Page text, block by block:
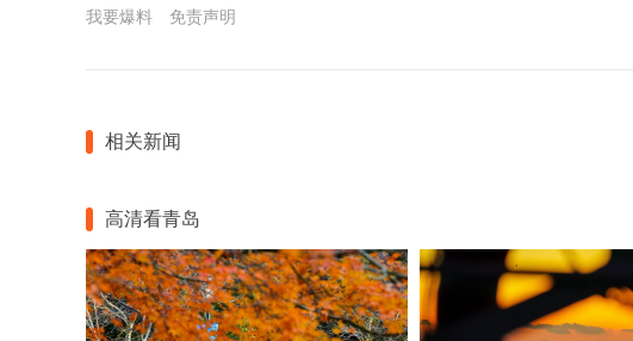
我要爆料 免责声明
相关新闻
高清看青岛